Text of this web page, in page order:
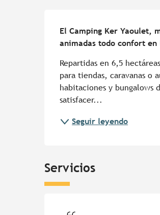
El Camping Ker Yaoulet,
animadas todo confort
Repartidas en 6,5
para tiendas, caravanas o
habitaciones y bungalows
satisfacer...
Seguir leyendo
Servicios